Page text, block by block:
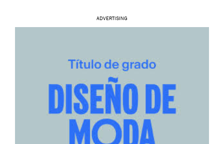
ADVERTISING